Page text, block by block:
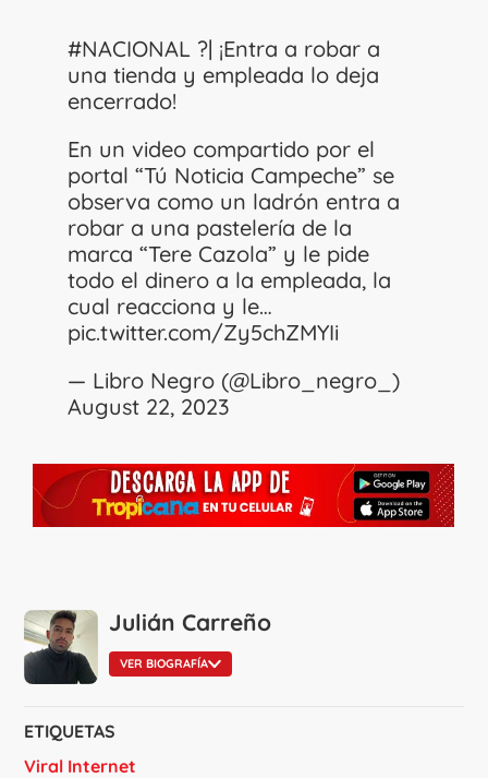
#NACIONAL ?| ¡Entra a robar a
una tienda y empleada lo deja
encerrado!
En un video compartido por el
portal “Tú Noticia Campeche” se
observa como un ladrón entra a
robar a una pastelería de la
marca “Tere Cazola” y le pide
todo el dinero a la empleada, la
cual reacciona y le…
pic.twitter.com/Zy5chZMYIi
— Libro Negro (@Libro_negro_)
August 22, 2023
Julián Carreño
VER BIOGRAFÍA
ETIQUETAS
Viral Internet